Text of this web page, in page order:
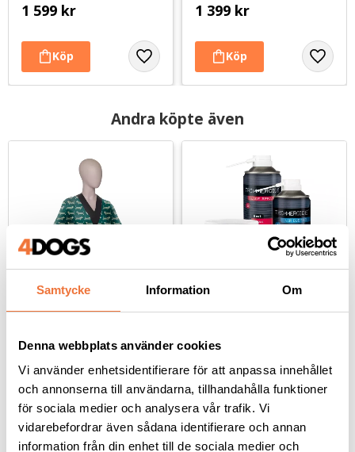
Samtycke Information Om
Denna webbplats använder cookies
Vi använder enhetsidentifierare för att anpassa innehållet
och annonserna till användarna, tillhandahålla funktioner
för sociala medier och analysera vår trafik. Vi
vidarebefordrar även sådana identifierare och annan
information från din enhet till de sociala medier och
1 599 kr 1 399 kr
Andra köpte även
459kr
produkter
409kr